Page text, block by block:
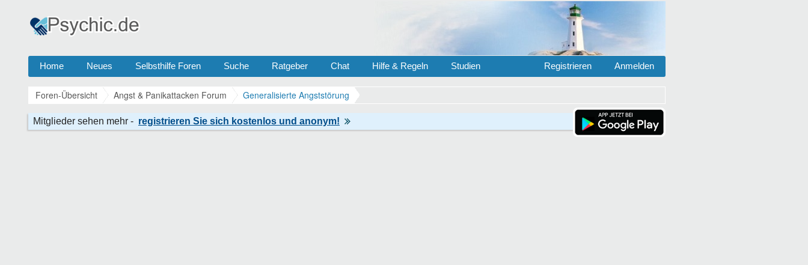
Home Neues Selbsthilfe Foren Suche Ratgeber Chat Hilfe & Regeln Studien Anmelden
Registrieren
Foren-Übersicht Angst & Panikattacken Forum Generalisierte Angststörung